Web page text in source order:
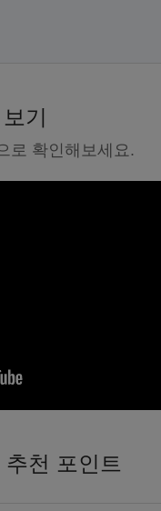
기
로 확인해보세요.
천 포인트